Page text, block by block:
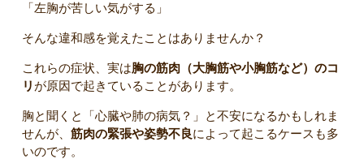
「左胸が苦しい気がする」
そんな違和感を覚えたことはありませんか？
これらの症状、実は胸の筋肉（大胸筋や小胸筋など）のコ
リ が原因で起きていることがあります。
胸と聞くと「心臓や肺の病気？」と不安になるかもしれま
せんが、 筋肉の緊張や姿勢不良によって起こるケースも多
いのです。